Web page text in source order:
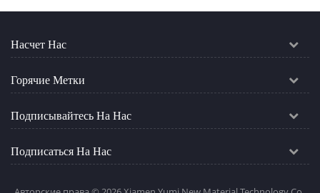
материал.20 т/цвет
Насчет Нас
Горячие Метки
Подписывайтесь На Нас
Подписаться На Нас